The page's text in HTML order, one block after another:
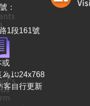
：
1段161號
或
為1024x768
客自行更新